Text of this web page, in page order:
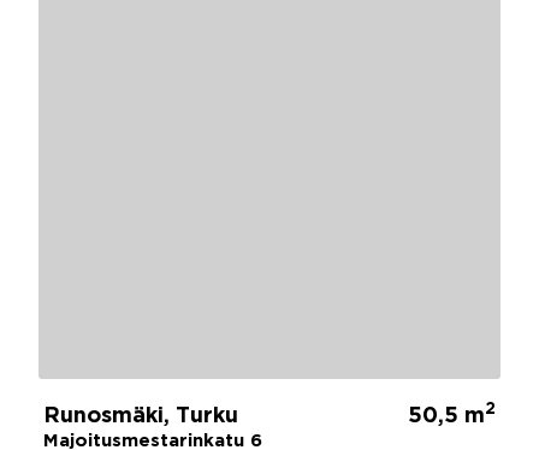
Runosmäki, Turku
Majoitusmestarinkatu 6
50,5 m2